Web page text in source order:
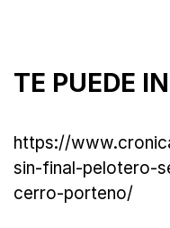
TE PUEDE
https://
sin-final-pelotero-
cerro-porteno/